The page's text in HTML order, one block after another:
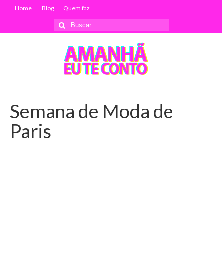
Home Blog Quem faz
Buscar
por:
Semana de Moda de
Paris